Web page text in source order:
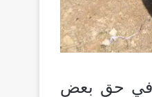
إجراءات وطنية في حق بعض